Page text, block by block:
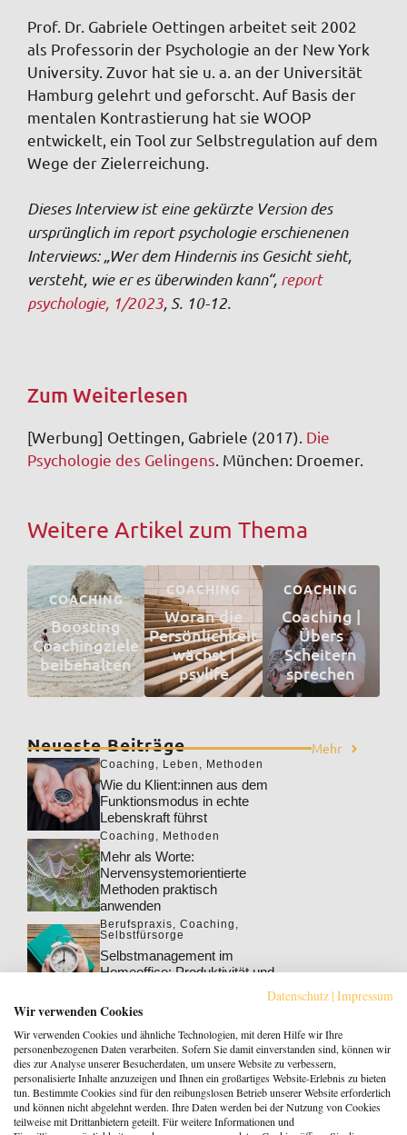
Prof. Dr. Gabriele Oettingen arbeitet seit 2002
als Professorin der Psychologie an der New York
University. Zuvor hat sie u. a. an der Universität
Hamburg gelehrt und geforscht. Auf Basis der
mentalen Kontrastierung hat sie WOOP
entwickelt, ein Tool zur Selbstregulation auf dem
Wege der Zielerreichung.
Dieses Interview ist eine gekürzte Version des
ursprünglich im report psychologie erschienenen
Interviews: „Wer dem Hindernis ins Gesicht sieht,
versteht, wie er es überwinden kann“, report
psychologie, 1/2023, S. 10-12.
Zum Weiterlesen
[Werbung] Oettingen, Gabriele (2017). Die
Psychologie des Gelingens . München: Droemer.
Weitere Artikel zum Thema
COACHING
Boosting
Coachingziele
beibehalten
COACHING
Woran die
Persönlichkeit
wächst |
psylife
COACHING
Coaching |
Übers
Scheitern
sprechen
Neueste Beiträge Mehr
Coaching Leben Methoden
Wie du Klient:innen aus dem
Funktionsmodus in echte
Lebenskraft führst
Coaching , Methoden
Mehr als Worte:
Nervensystemorientierte
Methoden praktisch
anwenden
Berufspraxis, Coaching ,
Selbstfürsorge
Selbstmanagement im
Homeoffice: Produktivität und
Berufspraxis
Klarheit gewinnt: Gebucht
werden als Coach:in im KI-
Zeitalter
Berufspraxis
Patientenrechtegesetz: 5
typische Irrtümer im Fakten-
Datenschutz | Impressum
Wir verwenden Cookies
Wir verwenden Cookies und ähnliche Technologien, mit deren Hilfe wir Ihre
personenbezogenen Daten verarbeiten. Sofern Sie damit einverstanden sind, können wir
dies zur Analyse unserer Besucherdaten, um unsere Website zu verbessern,
personalisierte Inhalte anzuzeigen und Ihnen ein großartiges Website-Erlebnis zu bieten
tun. Bestimmte Cookies sind für den reibungslosen Betrieb unserer Website erforderlich
und können nicht abgelehnt werden. Ihre Daten werden bei der Nutzung von Cookies
teilweise mit Drittanbietern geteilt. Für weitere Informationen und